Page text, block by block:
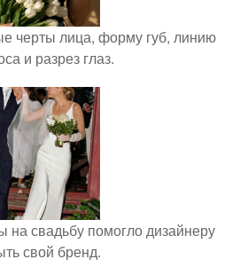
черты лица, форму губ, линию
и разрез глаз.
на свадьбу помогло дизайнеру
свой бренд.